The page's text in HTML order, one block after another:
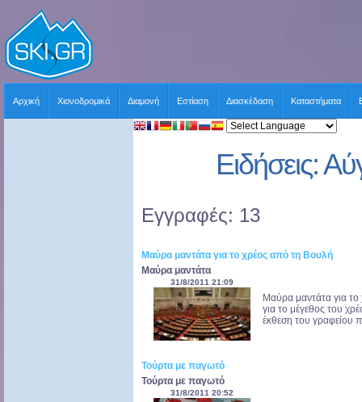
Αρχική Χιονοδρομικά Διαμονή Εστίαση Διασκέδαση Καταστήματα
Ειδήσεις:
Εγγραφές: 13
Μαύρα μαντάτα για το χρέος από τη Βουλή
Μαύρα μαντάτα
31/8/2011 21:09
Μαύρα μαντάτα για
για το μέγεθος του
έκθεση του γραφείου
Τούρτα με παγωτό
Τούρτα με παγωτό
31/8/2011 20:52